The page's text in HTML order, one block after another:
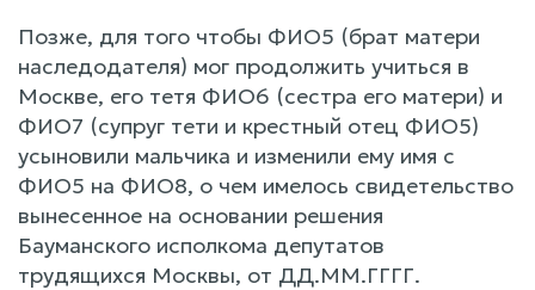
Позже, для того чтобы ФИО5 (брат матери
наследодателя) мог продолжить учиться в
Москве, его тетя ФИО6 (сестра его матери) и
ФИО7 (супруг тети и крестный отец ФИО5)
усыновили мальчика и изменили ему имя с
ФИО5 на ФИО8, о чем имелось свидетельство
вынесенное на основании решения
Бауманского исполкома депутатов
трудящихся Москвы, от ДД.ММ.ГГГГ.